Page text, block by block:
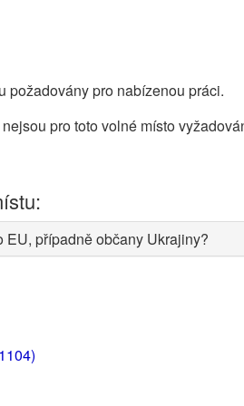
požadovány pro nabízenou práci.
pro toto volné místo
případně občany Ukrajiny?